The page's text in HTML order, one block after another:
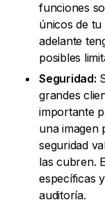
funciones
únicos de tu
adelante
posibles
Seguridad:
grandes
importante
una imagen
seguridad
las cubren.
específicas
auditoría.